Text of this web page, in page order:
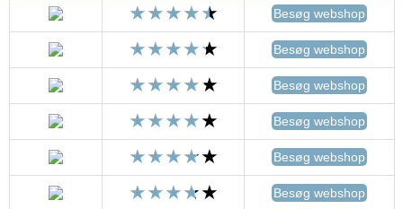
Besøg webshop
Besøg webshop
Besøg webshop
Besøg webshop
Besøg webshop
Besøg webshop